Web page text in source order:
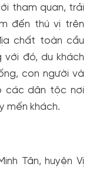
tham quan, trải
đến thú vị trên
chất toàn cầu
với đó, du khách
con người và
các dân tộc nơi
mến khách.
Tân, huyện Vị